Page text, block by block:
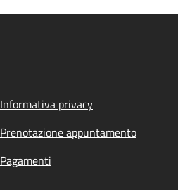
Informativa privacy
Prenotazione appuntamento
Pagamenti